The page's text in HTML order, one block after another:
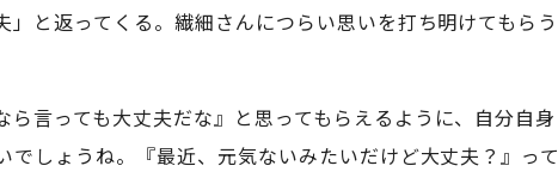
と返ってくる。繊細さんにつらい思いを打ち明けてもらう
ら言っても大丈夫だな』と思ってもらえるように、自分自身
しょうね。『最近、元気ないみたいだけど大丈夫？』って